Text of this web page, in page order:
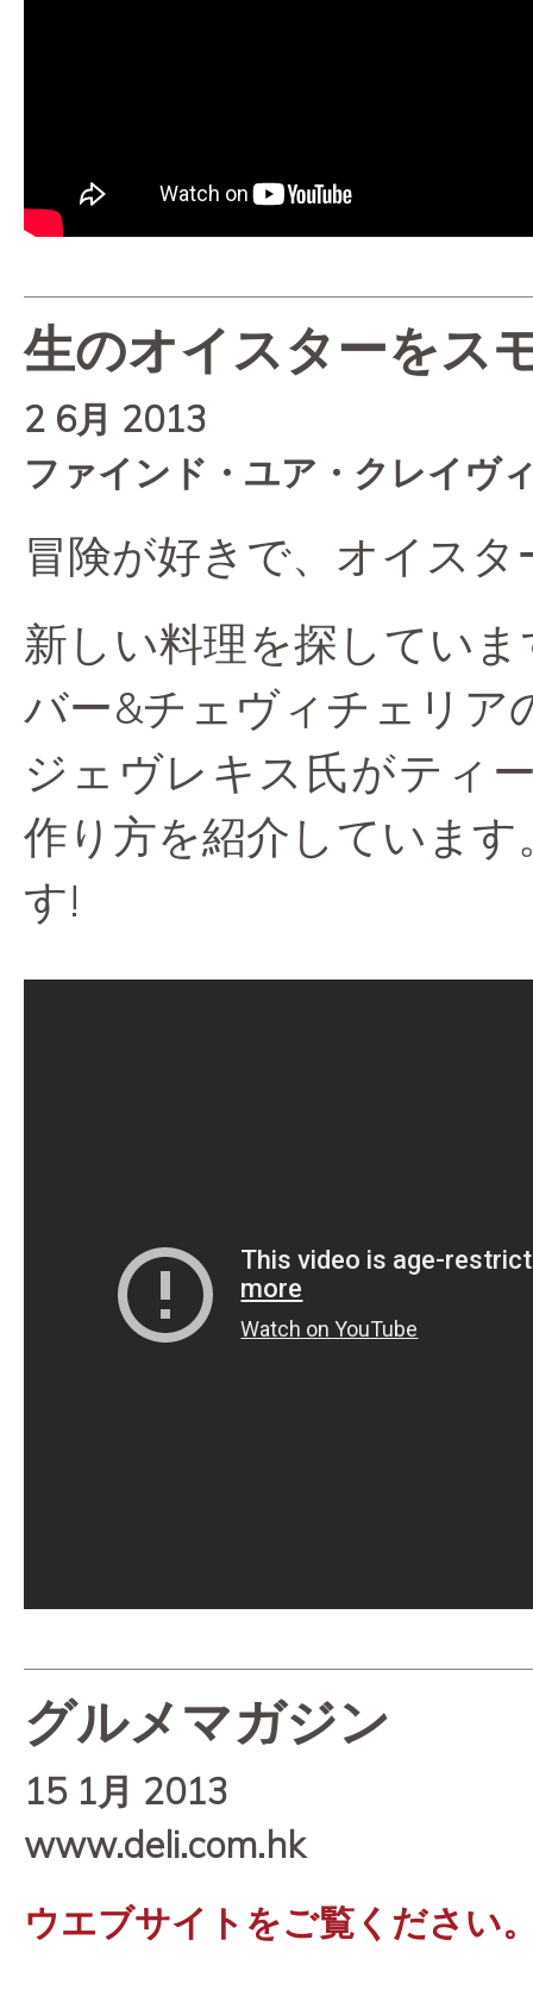
生のオイスターをス
2 6月 2013
ファインド・ユア・クレイ
冒険が好きで、オイスタ
新しい料理を探してい
バー&チェヴィチェリア
ジェヴレキス氏がティ
作り方を紹介していま
す!
グルメマガジン
15 1月 2013
www.deli.com.hk
ウエブサイトをご覧ください